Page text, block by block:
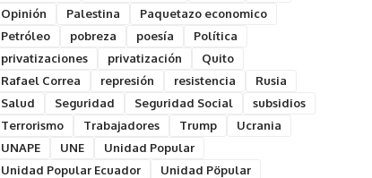
Opinión
Palestina
Paquetazo economico
Petróleo
pobreza poesía
Política
privatizaciones
privatización
Quito
Rafael Correa
represión resistencia
Rusia
Salud
Seguridad Seguridad Social
subsidios
Terrorismo
Trabajadores Trump
Ucrania
UNAPE
UNE
Unidad Popular
Unidad Popular Ecuador
Unidad Pöpular